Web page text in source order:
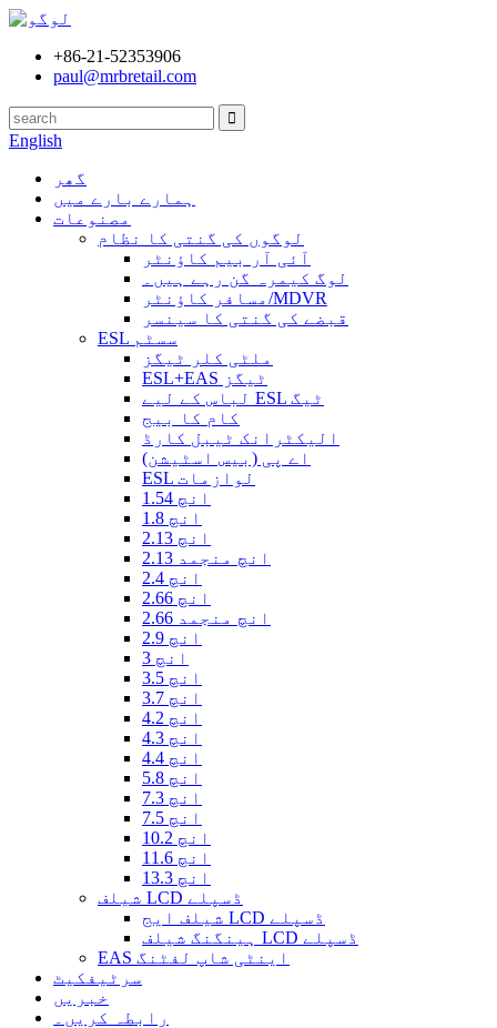
+86-21-52353906
paul@mrbretail.com
English
گھر
ہمارے بارے میں
مصنوعات
لوگوں کی گنتی کا نظام
آئی آر بیم کاؤنٹر
لوگ کیمرہ گن رہے ہیں۔
مسافر کاؤنٹر/MDVR
قبضے کی گنتی کا سینسر
ESL سسٹم
ملٹی کلر ٹیگز
ESL+EAS ٹیگز
لباس کے لیے ESL ٹیگ
کام کا بیج
الیکٹرانک ٹیبل کارڈ
اے پی (بیس اسٹیشن)
ESL لوازمات
1.54 انچ
1.8 انچ
2.13 انچ
2.13 انچ منجمد
2.4 انچ
2.66 انچ
2.66 انچ منجمد
2.9 انچ
3 انچ
3.5 انچ
3.7 انچ
4.2 انچ
4.3 انچ
4.4 انچ
5.8 انچ
7.3 انچ
7.5 انچ
10.2 انچ
11.6 انچ
13.3 انچ
شیلف LCD ڈسپلے
شیلف ایج LCD ڈسپلے
ہینگنگ شیلف LCD ڈسپلے
EAS اینٹی شاپ لفٹنگ
سرٹیفکیٹ
خبریں
رابطہ کریں۔